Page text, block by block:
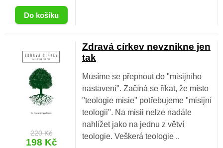
220 Kč
198 Kč
Zdravá církev nevznikne jen
tak
Musíme se přepnout do "misijního
nastavení". Začíná se říkat, že místo
"teologie misie" potřebujeme "misijní
teologii". Na misii nelze nadále
nahlížet jako na jednu z větví
teologie. Veškerá teologie ..